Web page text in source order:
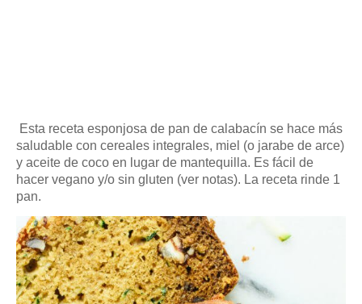
Esta receta esponjosa de pan de calabacín se hace más
saludable con cereales integrales, miel (o jarabe de arce)
y aceite de coco en lugar de mantequilla. Es fácil de
hacer vegano y/o sin gluten (ver notas). La receta rinde 1
pan.